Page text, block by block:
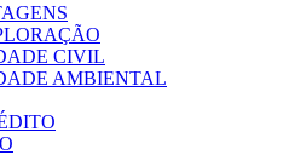
CIVIL
AMBIENTAL